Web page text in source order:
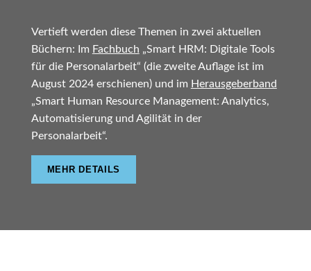
Vertieft werden diese Themen in zwei aktuellen
Büchern: Im Fachbuch „Smart HRM: Digitale Tools
für die Personalarbeit“ (die zweite Auflage ist im
August 2024 erschienen) und im Herausgeberband
„Smart Human Resource Management: Analytics,
Automatisierung und Agilität in der
Personalarbeit“.
MEHR DETAILS